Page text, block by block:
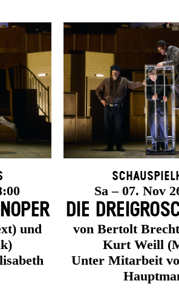
und
Sa – 07. Nov
DIE
von Bertolt
Kurt Weill
Unter Mitarbeit